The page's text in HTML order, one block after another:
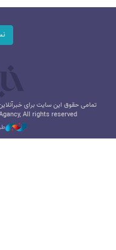
تمامی حقوق این سایت برای
All rights reserved